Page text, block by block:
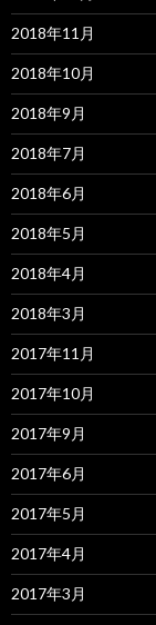
2018年11月
2018年10月
2018年9月
2018年7月
2018年6月
2018年5月
2018年4月
2018年3月
2017年11月
2017年10月
2017年9月
2017年6月
2017年5月
2017年4月
2017年3月